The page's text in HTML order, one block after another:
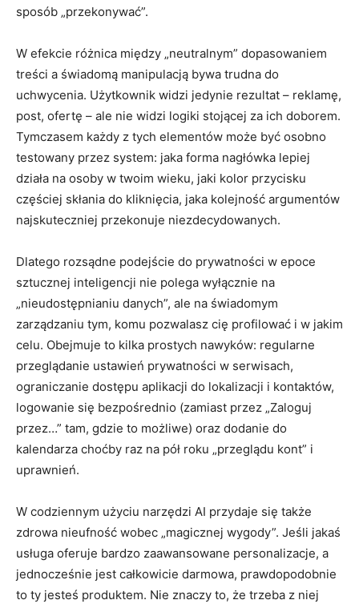
sposób „przekonywać”.
W efekcie różnica między „neutralnym” dopasowaniem
treści a świadomą manipulacją bywa trudna do
uchwycenia. Użytkownik widzi jedynie rezultat – reklamę,
post, ofertę – ale nie widzi logiki stojącej za ich doborem.
Tymczasem każdy z tych elementów może być osobno
testowany przez system: jaka forma nagłówka lepiej
działa na osoby w twoim wieku, jaki kolor przycisku
częściej skłania do kliknięcia, jaka kolejność argumentów
najskuteczniej przekonuje niezdecydowanych.
Dlatego rozsądne podejście do prywatności w epoce
sztucznej inteligencji nie polega wyłącznie na
„nieudostępnianiu danych”, ale na świadomym
zarządzaniu tym, komu pozwalasz cię profilować i w jakim
celu. Obejmuje to kilka prostych nawyków: regularne
przeglądanie ustawień prywatności w serwisach,
ograniczanie dostępu aplikacji do lokalizacji i kontaktów,
logowanie się bezpośrednio (zamiast przez „Zaloguj
przez…” tam, gdzie to możliwe) oraz dodanie do
kalendarza choćby raz na pół roku „przeglądu kont” i
uprawnień.
W codziennym użyciu narzędzi AI przydaje się także
zdrowa nieufność wobec „magicznej wygody”. Jeśli jakaś
usługa oferuje bardzo zaawansowane personalizacje, a
jednocześnie jest całkowicie darmowa, prawdopodobnie
to ty jesteś produktem. Nie znaczy to, że trzeba z niej